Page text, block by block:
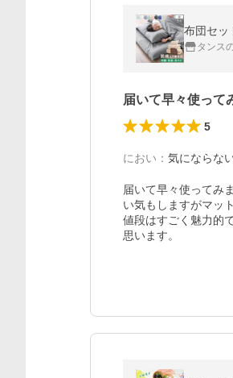
布団セッ
タンス
届いて早々使っ
5
におい ： 気にならな
届いて早々使ってみ
い気もしますがマッ
値段はすごく魅力的
思います。